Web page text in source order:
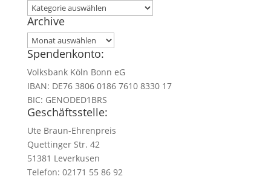
Kategorien
Archive
Archive
Spendenkonto:
Volksbank Köln Bonn eG
IBAN: DE76 3806 0186 7610 8330 17
BIC: GENODED1BRS
Geschäftsstelle:
Ute Braun-Ehrenpreis
Quettinger Str. 42
51381 Leverkusen
Telefon: 02171 55 86 92